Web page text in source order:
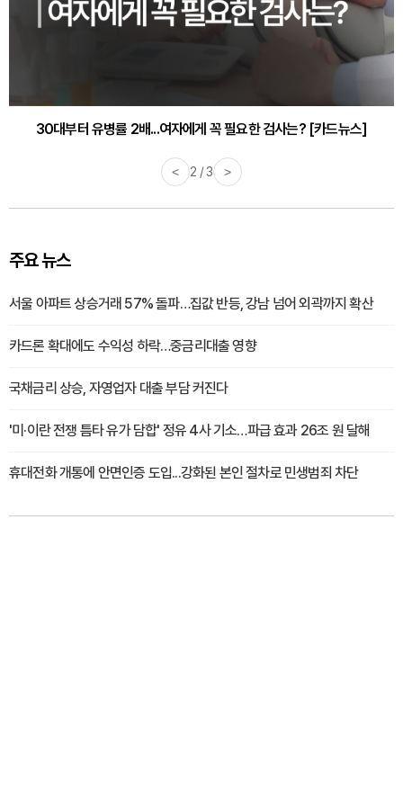
30대부터 유병률 2배...여자에게 꼭 필요한 검사는? [카드뉴스]
< 2 / 3 >
주요 뉴스
서울 아파트 상승거래 57% 돌파…집값 반등, 강남 넘어 외곽까지 확산
카드론 확대에도 수익성 하락…중금리대출 영향
국채금리 상승, 자영업자 대출 부담 커진다
'미·이란 전쟁 틈타 유가 담합' 정유 4사 기소…파급 효과 26조 원 달해
휴대전화 개통에 안면인증 도입...강화된 본인 절차로 민생범죄 차단